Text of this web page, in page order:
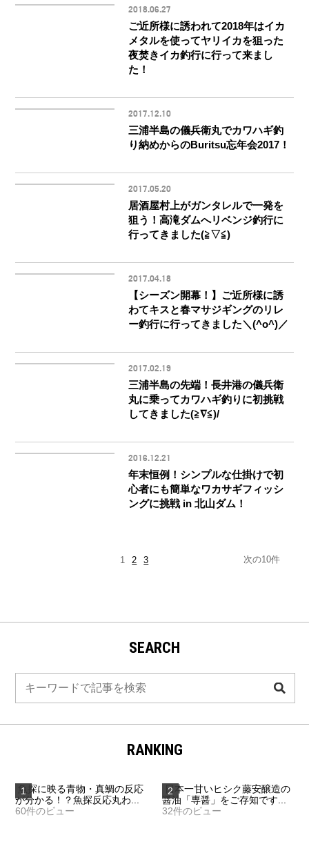
2018.06.27
ご近所様に誘われて2018年はイカ
メタルを使ってヤリイカを狙った
夜焚きイカ釣行に行って来まし
た！
2017.12.10
三浦半島の儀兵衛丸でカワハギ釣
り納めからのBuritsu忘年会2017！
2017.05.20
居酒屋村上がガンタレルで一発を
狙う！高滝ダムへリベンジ釣行に
行ってきました(≧▽≦)
2017.04.18
【シーズン開幕！】ご近所様に誘
わてキスと春マサジギングのリレ
ー釣行に行ってきました＼(^o^)／
2017.02.19
三浦半島の先端！長井港の儀兵衛
丸に乗ってカワハギ釣りに初挑戦
してきました(≧∇≦)/
2016.12.21
年末恒例！シンプルな仕掛けで初
心者にも簡単なワカサギフィッシ
ングに挑戦 in 北山ダム！
1 2 3 次の10件
SEARCH
RANKING
魚探に映る青物・真鯛の反応
が分かる！？魚探反応丸わ...
60件のビュー
日本一甘いヒシク藤安醸造の
醤油「専醤」をご存知です...
32件のビュー